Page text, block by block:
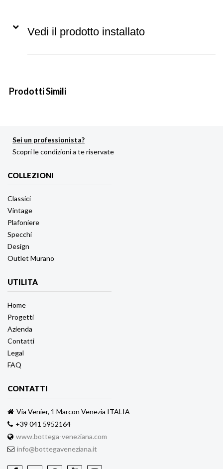
Vedi il prodotto installato
Prodotti Simili
Sei un professionista?
Scopri le condizioni a te riservate
COLLEZIONI
Classici
Vintage
Plafoniere
Specchi
Design
Outlet Murano
UTILITA
Home
Progetti
Azienda
Contatti
Legal
FAQ
CONTATTI
Via Venier, 1 Marcon Venezia ITALIA
+39 041 5952164
www.bottega-veneziana.com
info@bottegaveneziana.it